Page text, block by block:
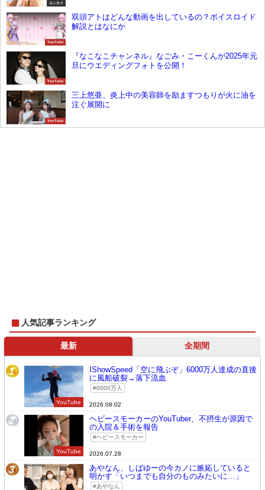
エンタメ
YouTube
双頭アトはどんな動画を出しているの？ボイスロイド
解説とはなにか
YouTube
『なこなこチャンネル』なごみ・こーくんが2025年元
旦にウエディングフォトを公開！
YouTube
三上悠亜、炎上中の美容師を励ますつもりが火に油を
注ぐ展開に
人気記事ランキング
最新 全期間
1
YouTube
IShowSpeed「空に飛ぶぞ」6000万人達成の直後
に風船破裂→落下流血
6000万人
2026.08.02
2
YouTube
ヘビースモーカーのYouTuber、不摂生が原因で
の入院＆手術を報告
ヘビースモーカー
2026.07.28
3
あやなん、しばゆーの今カノに嫉妬していると
明かす「いつまでも自分のものみたいに…」
あやなん